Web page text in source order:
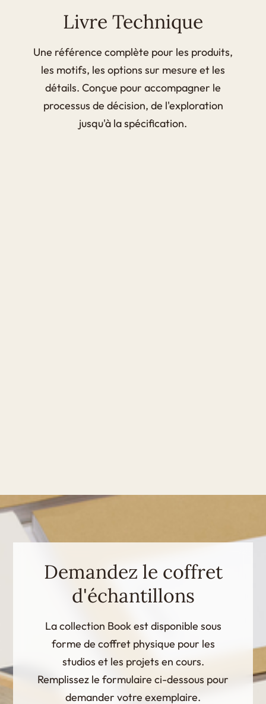
Livre Technique
Une référence complète pour les produits,
les motifs, les options sur mesure et les
détails. Conçue pour accompagner le
processus de décision, de l'exploration
jusqu'à la spécification.
Demandez le coffret
d'échantillons
La collection Book est disponible sous
forme de coffret physique pour les
studios et les projets en cours.
Remplissez le formulaire ci-dessous pour
demander votre exemplaire.